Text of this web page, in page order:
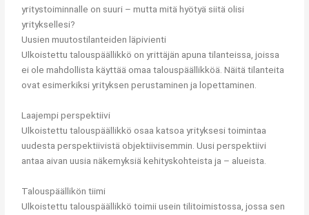
yritystoiminnalle on suuri – mutta mitä hyötyä siitä olisi
yrityksellesi?
Uusien muutostilanteiden läpivienti
Ulkoistettu talouspäällikkö on yrittäjän apuna tilanteissa, joissa
ei ole mahdollista käyttää omaa talouspäällikköä. Näitä tilanteita
ovat esimerkiksi yrityksen perustaminen ja lopettaminen.
Laajempi perspektiivi
Ulkoistettu talouspäällikkö osaa katsoa yrityksesi toimintaa
uudesta perspektiivistä objektiivisemmin. Uusi perspektiivi
antaa aivan uusia näkemyksiä kehityskohteista ja – alueista.
Talouspäällikön tiimi
Ulkoistettu talouspäällikkö toimii usein tilitoimistossa, jossa sen